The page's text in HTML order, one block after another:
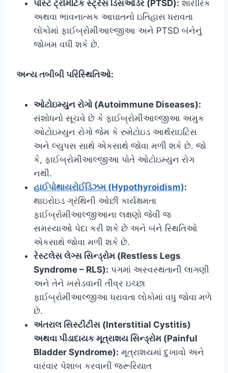
પોસ્ટ ટ્રોમેટિક સ્ટ્રેસ ડિસઓર્ડર (PTSD): શારીરિક
અથવા ભાવનાત્મક આઘાતનો ઇતિહાસ ધરાવતા
લોકોમાં ફાઈબ્રોમીઆલ્જીઆ અને PTSD બંનેનું
જોખમ વધી શકે છે.
અન્ય તબીબી પરિસ્થિતિઓ:
ઓટોઇમ્યુન રોગો (Autoimmune Diseases):
સંશોધનો સૂચવે છે કે ફાઈબ્રોમીઆલ્જીઆ અમુક
ઓટોઇમ્યુન રોગો જેમ કે રુમેટોઇડ આર્થરાઇટિસ
અને લ્યુપસ સાથે એકસાથે જોવા મળી શકે છે. જો
કે, ફાઈબ્રોમીઆલ્જીઆ પોતે ઓટોઇમ્યુન રોગ
નથી.
હાઈપોથાયરોઈડિઝમ (Hypothyroidism):
થાઇરોઇડ ગ્રંથિની ઓછી કાર્યક્ષમતા
ફાઈબ્રોમીઆલ્જીઆના લક્ષણો જેવી જ
સમસ્યાઓ પેદા કરી શકે છે અને બંને સ્થિતિઓ
એકસાથે જોવા મળી શકે છે.
રેસ્ટલેસ લેગ્સ સિન્ડ્રોમ (Restless Legs
Syndrome – RLS): પગમાં અસ્વસ્થતાની લાગણી
અને તેને ખસેડવાની તીવ્ર ઇચ્છા
ફાઈબ્રોમીઆલ્જીઆ ધરાવતા લોકોમાં વધુ જોવા મળે
છે.
અંતરાલ સિસ્ટીટીસ (Interstitial Cystitis)
અથવા પીડાદાયક મૂત્રાશય સિન્ડ્રોમ (Painful
Bladder Syndrome): મૂત્રાશયમાં દુખાવો અને
વારંવાર પેશાબ કરવાની જરૂરિયાત